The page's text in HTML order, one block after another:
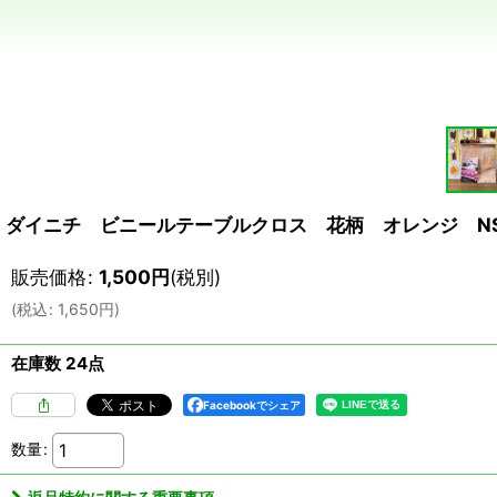
ダイニチ ビニールテーブルクロス 花柄 オレンジ
販売価格: 1,500円(税別)
(税込: 1,650円)
在庫数 24点
Facebookでシェア
数量: